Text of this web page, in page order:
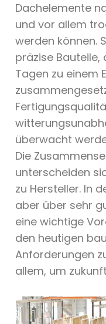
Dachelemente
und vor allem
werden können.
präzise Bauteile,
Tagen zu einem
überwacht
Die
unterscheiden
zu Hersteller. In
aber über sehr
eine wichtige
den heutigen
Anforderungen
allem, um